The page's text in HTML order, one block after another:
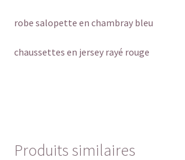
robe salopette en chambray bleu
chaussettes en jersey rayé rouge
Produits similaires